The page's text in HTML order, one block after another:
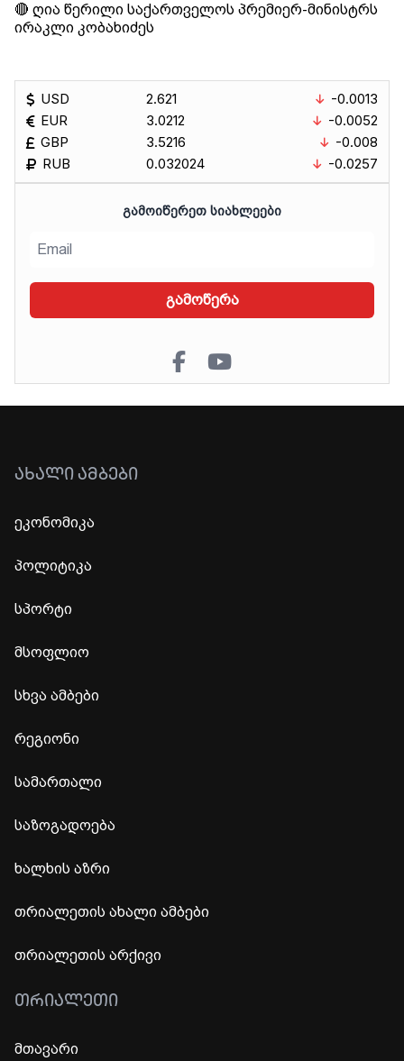
🔴 ღია წერილი საქართველოს პრემიერ-მინისტრს
ირაკლი კობახიძეს
USD
EUR
GBP
RUB
2.621
3.0212
3.5216
0.032024
-0.0013
-0.0052
-0.008
-0.0257
ᲒᲐᲛᲝᲘᲬᲔᲠᲔᲗ ᲡᲘᲐᲮᲚᲔᲔᲑᲘ
გამოწერა
ᲐᲮᲐᲚᲘ ᲐᲛᲑᲔᲑᲘ
ეკონომიკა
პოლიტიკა
სპორტი
მსოფლიო
სხვა ამბები
რეგიონი
სამართალი
საზოგადოება
ხალხის აზრი
თრიალეთის ახალი ამბები
თრიალეთის არქივი
ᲗᲠᲘᲐᲚᲔᲗᲘ
მთავარი